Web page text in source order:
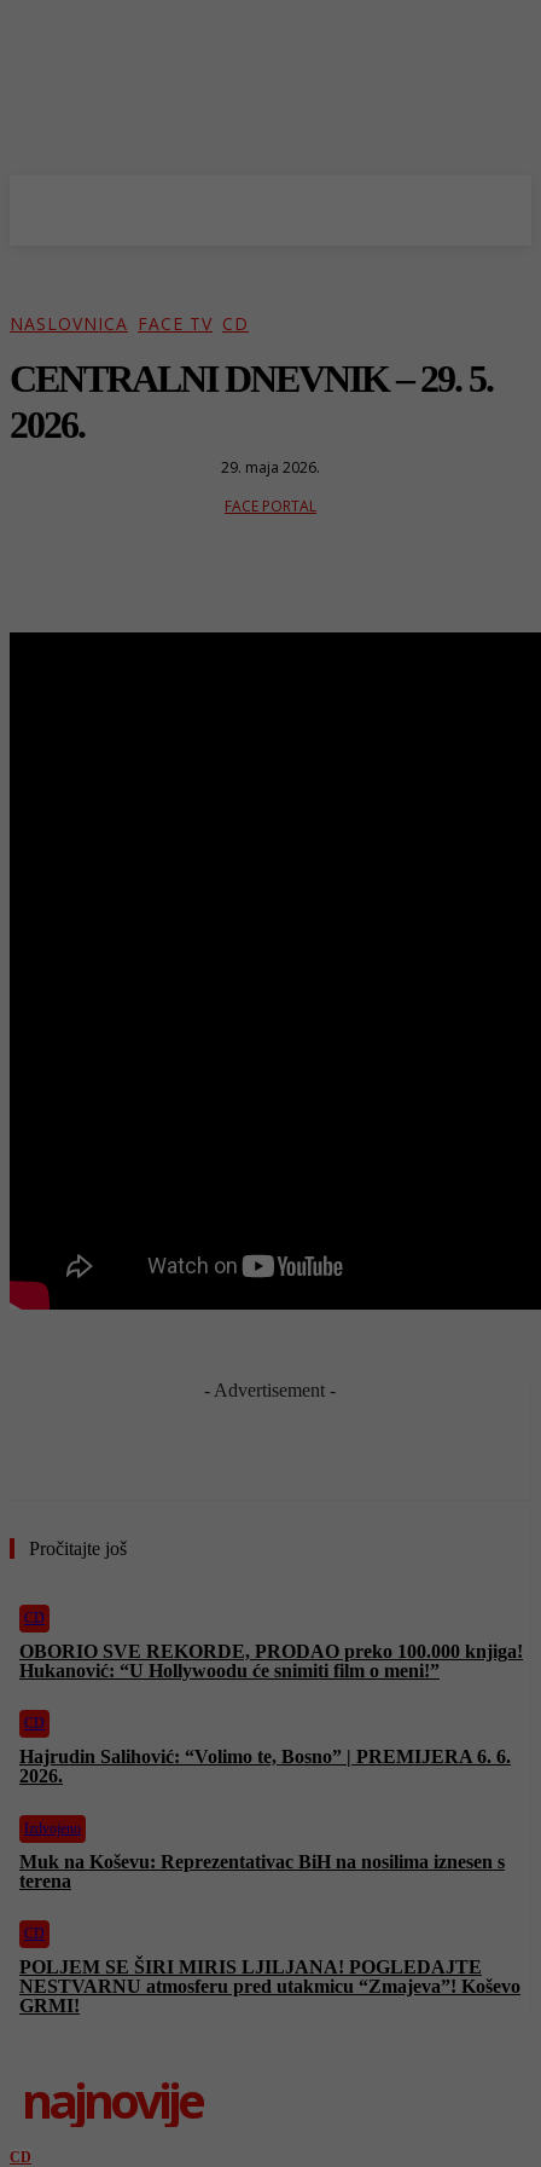
NASLOVNICA FACE TV CD
CENTRALNI DNEVNIK – 29. 5.
2026.
29. maja 2026.
FACE PORTAL
- Advertisement -
Pročitajte još
CD
OBORIO SVE REKORDE, PRODAO preko 100.000 knjiga!
Hukanović: “U Hollywoodu će snimiti film o meni!”
CD
Hajrudin Salihović: “Volimo te, Bosno” | PREMIJERA 6. 6.
2026.
Izdvojeno
Muk na Koševu: Reprezentativac BiH na nosilima iznesen s
terena
CD
POLJEM SE ŠIRI MIRIS LJILJANA! POGLEDAJTE
NESTVARNU atmosferu pred utakmicu “Zmajeva”! Koševo
GRMI!
najnovije
CD